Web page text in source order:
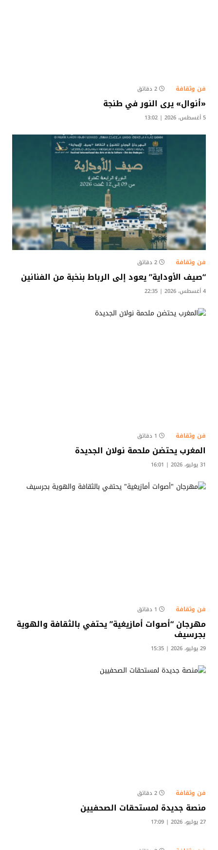
فن وثقافة 2 دقائق
«أنوال» يرى النور في طنجة
5 أغسطس، 2026 | 13:02
فن وثقافة 2 دقائق
“صيف الأوداية” يعود إلى الرباط بنخبة من الفنانين
4 أغسطس، 2026 | 22:35
فن وثقافة 1 دقائق
المغرب يحتضن ملحمة نولان الجديدة
31 يوليو، 2026 | 16:01
فن وثقافة 1 دقائق
مهرجان “أصوات أمازيغية” يحتفي بالثقافة والهوية
بجرسيف
29 يوليو، 2026 | 15:35
فن وثقافة 2 دقائق
منصة جديدة لمستحقات الصحفيين
27 يوليو، 2026 | 17:09